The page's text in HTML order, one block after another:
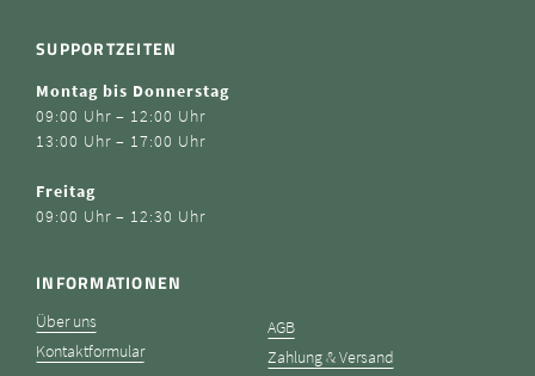
SUPPORTZEITEN
Montag bis Donnerstag
09:00 Uhr – 12:00 Uhr
13:00 Uhr – 17:00 Uhr
Freitag
09:00 Uhr – 12:30 Uhr
INFORMATIONEN
Über uns
Kontaktformular
AGB
Zahlung & Versand